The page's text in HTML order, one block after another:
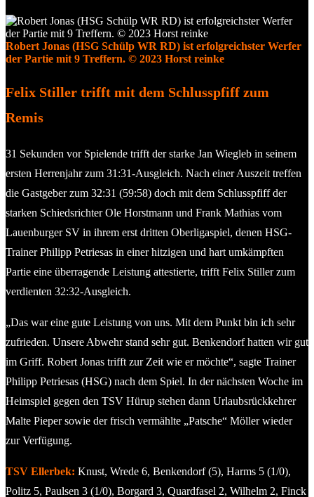
Robert Jonas (HSG Schülp WR RD) ist erfolgreichster Werfer
der Partie mit 9 Treffern. © 2023 Horst reinke
Felix Stiller trifft mit dem Schlusspfiff zum
Remis
31 Sekunden vor Spielende trifft der starke Jan Wiegleb in seinem
ersten Herrenjahr zum 31:31-Ausgleich. Nach einer Auszeit treffen
die Gastgeber zum 32:31 (59:58) doch mit dem Schlusspfiff der
starken Schiedsrichter Ole Horstmann und Frank Mathias vom
Lauenburger SV in ihrem erst dritten Oberligaspiel, denen HSG-
Trainer Philipp Petriesas in einer hitzigen und hart umkämpften
Partie eine überragende Leistung attestierte, trifft Felix Stiller zum
verdienten 32:32-Ausgleich.
„Das war eine gute Leistung von uns. Mit dem Punkt bin ich sehr
zufrieden. Unsere Abwehr stand sehr gut. Benkendorf hatten wir gut
im Griff. Robert Jonas trifft zur Zeit wie er möchte“, sagte Trainer
Philipp Petriesas (HSG) nach dem Spiel. In der nächsten Woche im
Heimspiel gegen den TSV Hürup stehen dann Urlaubsrückkehrer
Malte Pieper sowie der frisch vermählte „Patsche“ Möller wieder
zur Verfügung.
TSV Ellerbek: Knust, Wrede 6, Benkendorf (5), Harms 5 (1/0),
Politz 5, Paulsen 3 (1/0), Borgard 3, Quardfasel 2, Wilhelm 2, Finck